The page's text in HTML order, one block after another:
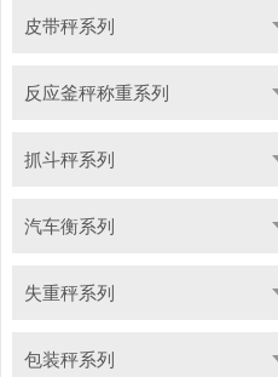
皮带秤系列
反应釜秤称重系列
抓斗秤系列
汽车衡系列
失重秤系列
包装秤系列